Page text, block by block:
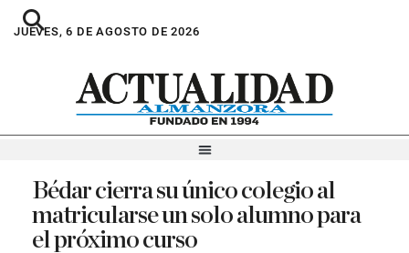
JUEVES, 6 DE AGOSTO DE 2026
Bédar cierra su único colegio al
matricularse un solo alumno para
el próximo curso